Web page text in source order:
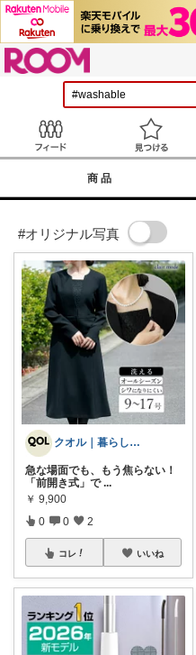
商品
#オリジナル写真
クオル｜暮らしの「質」爆上げ🈁
急な場面でも、もう焦らない！
「前開き式」で ...
￥ 9,900
0 0 2
コレ いいね